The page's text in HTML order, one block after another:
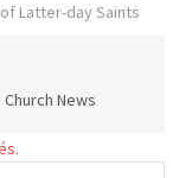
Latter-day Saints
News